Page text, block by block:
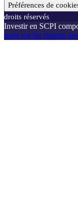
Préférences de
droits réservés
Investir en SCPI
page sur les risques